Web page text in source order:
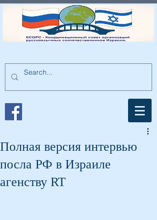
Полная версия интервью
посла РФ в Израиле
агенству RT